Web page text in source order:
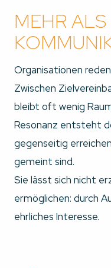
MEHR ALS
Organisationen
Zwischen
bleibt oft wenig
Resonanz entsteht
gegenseitig
gemeint sind.
Sie lässt sich nicht
ermöglichen: durch
ehrliches Interesse.